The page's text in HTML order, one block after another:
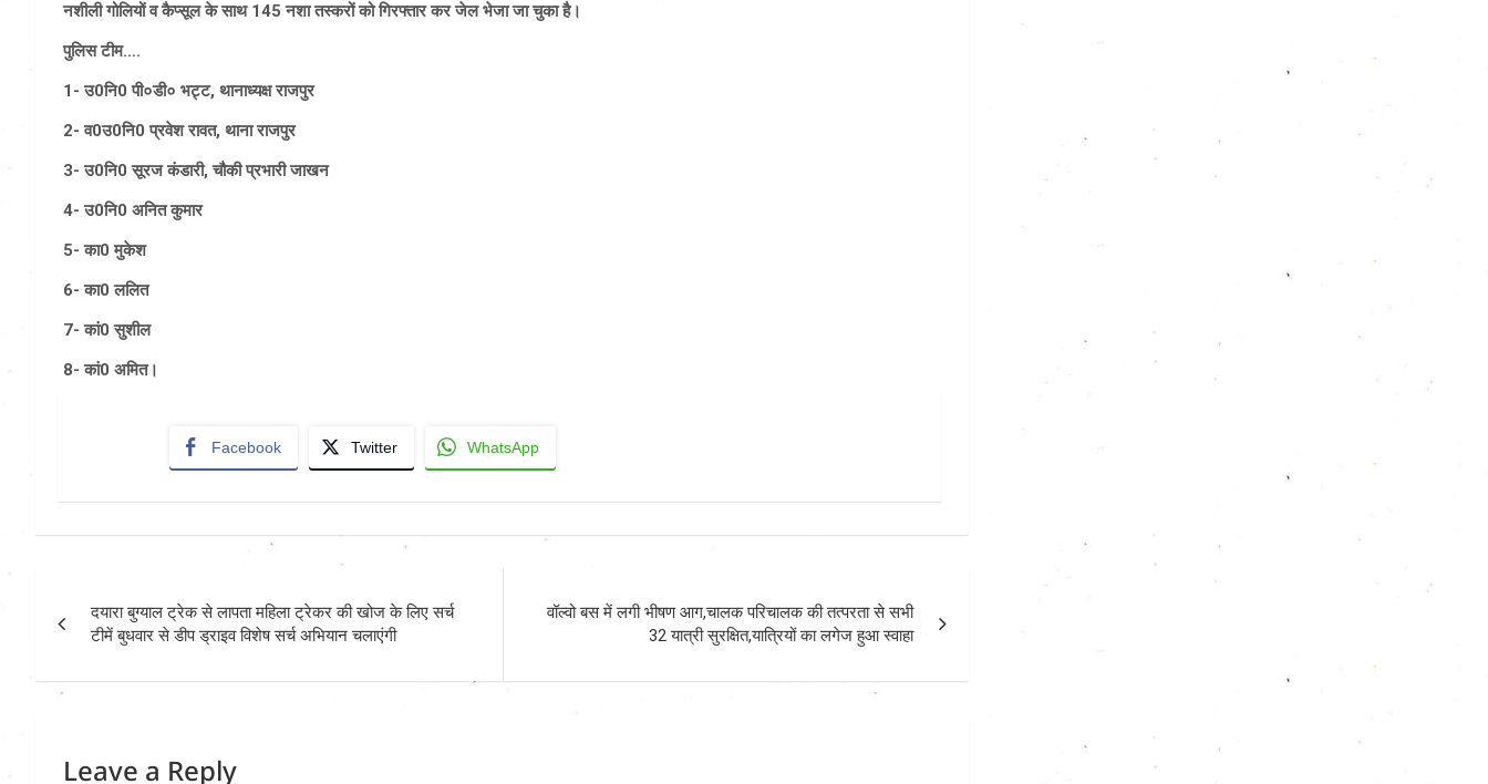
नशीली गोलियों व कैप्सूल के साथ 145 नशा तस्करों को गिरफ्तार कर जेल भेजा जा चुका है।
पुलिस टीम….
1- उ0नि0 पी०डी० भट्ट, थानाध्यक्ष राजपुर
2- व0उ0नि0 प्रवेश रावत, थाना राजपुर
3- उ0नि0 सूरज कंडारी, चौकी प्रभारी जाखन
4- उ0नि0 अनित कुमार
5- का0 मुकेश
6- का0 ललित
7- कां0 सुशील
8- कां0 अमित।
Facebook Twitter WhatsApp
navigation
दयारा बुग्याल ट्रेक से लापता महिला ट्रेकर की खोज के लिए सर्च
टीमें बुधवार से डीप ड्राइव विशेष सर्च अभियान चलाएंगी
वॉल्वो बस में लगी भीषण आग,चालक परिचालक की तत्परता से सभी
32 यात्री सुरक्षित,यात्रियों का लगेज हुआ स्वाहा
Leave a Reply